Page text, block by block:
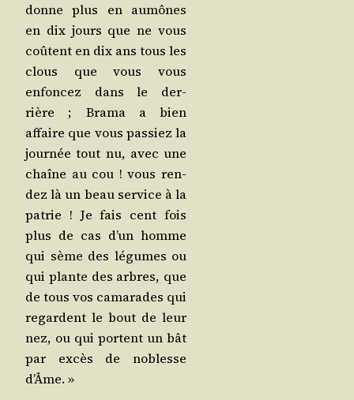
donne plus en aumônes
en dix jours que ne vous
coûtent en dix ans tous les
clous que vous vous
enfon­cez dans le der­
rière ; Bra­ma a bien
affaire que vous pas­siez la
jour­née tout nu, avec une
chaîne au cou ! vous ren­
dez là un beau ser­vice à la
patrie ! Je fais cent fois
plus de cas d’un homme
qui sème des légumes ou
qui plante des arbres, que
de tous vos cama­rades qui
regardent le bout de leur
nez, ou qui portent un bât
par excès de noblesse
d’Âme. »